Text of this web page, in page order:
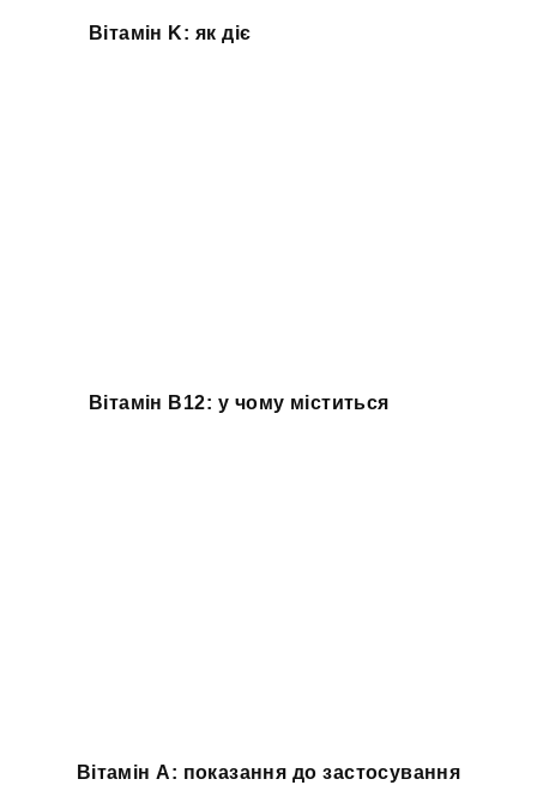
Вітамін K: як діє
Вітамін B12: у чому міститься
Вітамін A: показання до застосування